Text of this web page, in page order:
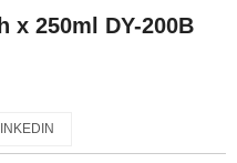
x 250ml DY-200B